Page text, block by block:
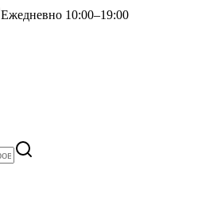
Ежедневно 10:00–19:00